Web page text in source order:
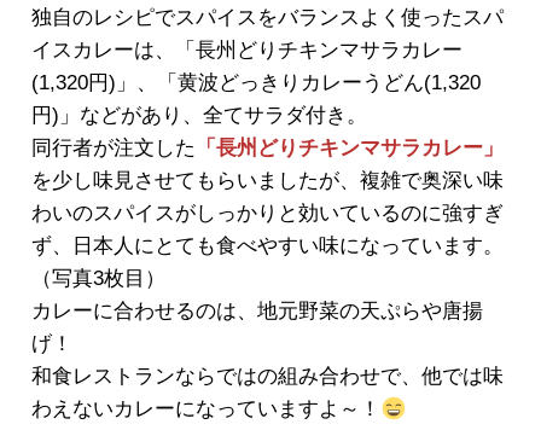
独自のレシピでスパイスをバランスよく使ったスパ
イスカレーは、「長州どりチキンマサラカレー
(1,320円)」、「黄波どっきりカレーうどん(1,320
円)」などがあり、全てサラダ付き。
同行者が注文した 「長州どりチキンマサラカレー」
を少し味見させてもらいましたが、複雑で奥深い味
わいのスパイスがしっかりと効いているのに強すぎ
ず、日本人にとても食べやすい味になっています。
（写真3枚目）
カレーに合わせるのは、地元野菜の天ぷらや唐揚
げ！
和食レストランならではの組み合わせで、他では味
わえないカレーになっていますよ～！